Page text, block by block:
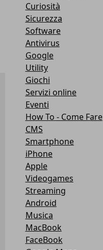
Curiosità
Sicurezza
Software
Antivirus
Google
Utility
Giochi
Servizi online
Eventi
How To - Come Fare
CMS
Smartphone
iPhone
Apple
Videogames
Streaming
Android
Musica
MacBook
FaceBook